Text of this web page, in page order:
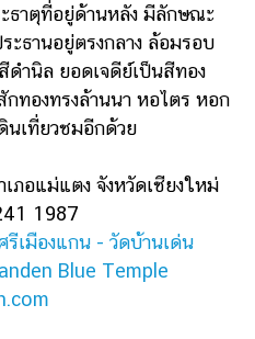
ธาตุที่อยู่ด้านหลัง มีลักษณะ
ะธานอยู่ตรงกลาง ล้อมรอบ
ดำนิล ยอดเจดีย์เป็นสีทอง
กทองทรงล้านนา หอไตร หอก
นเที่ยวชมอีกด้วย
ภอแม่แตง จังหวัดเชียงใหม่
1987
รีเมืองแกน - วัดบ้านเด่น
Blue Temple